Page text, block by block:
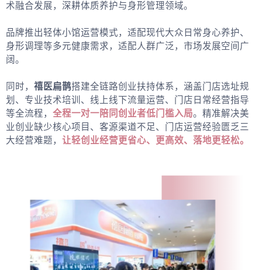
术融合发展，深耕体质养护与身形管理领域。
品牌推出轻体小馆运营模式，适配现代大众日常身心养护、
身形调理等多元健康需求，适配人群广泛，市场发展空间广
阔。
同时， 禧医扁鹊搭建全链路创业扶持体系，涵盖门店选址规
划、专业技术培训、线上线下流量运营、门店日常经营指导
等全流程， 全程一对一陪同创业者低门槛入局。精准解决美
业创业缺少核心项目、客源渠道不足、门店运营经验匮乏三
大经营难题， 让轻创业经营更省心、更高效、落地更轻松。